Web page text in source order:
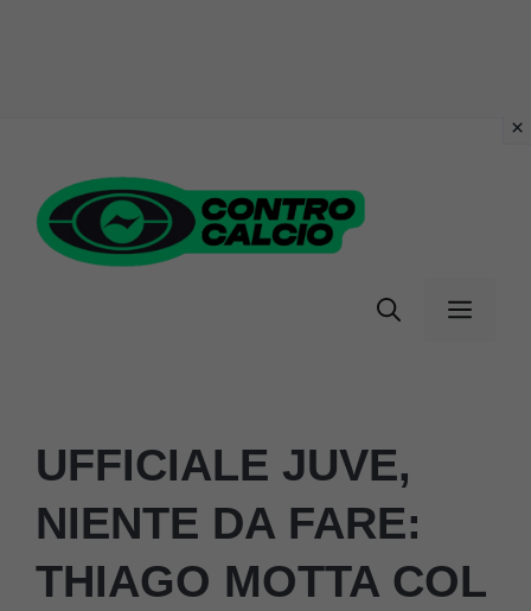
contenuto
Menu
UFFICIALE JUVE,
NIENTE DA FARE:
THIAGO MOTTA COL